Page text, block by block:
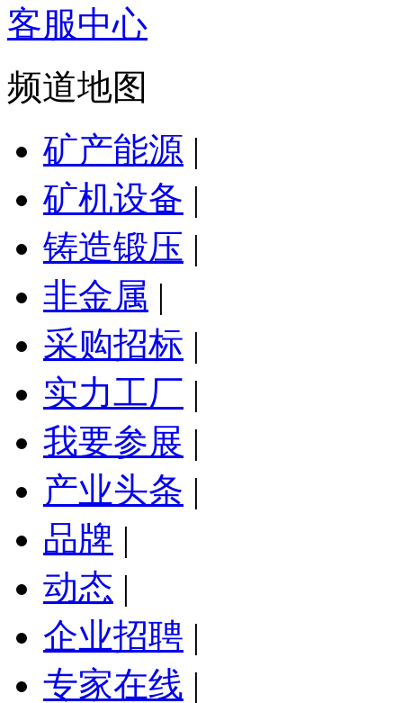
客服中心
频道地图
矿产能源 |
矿机设备 |
铸造锻压 |
非金属 |
采购招标 |
实力工厂 |
我要参展 |
产业头条 |
品牌 |
动态 |
企业招聘 |
专家在线 |